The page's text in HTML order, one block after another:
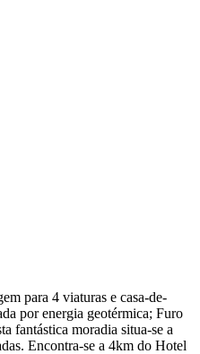
para 4 viaturas e casa-de-
por energia geotérmica; Furo
fantástica moradia situa-se a
Encontra-se a 4km do Hotel